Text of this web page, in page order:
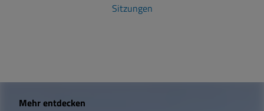
Sitzungen
W
Mehr entdecken